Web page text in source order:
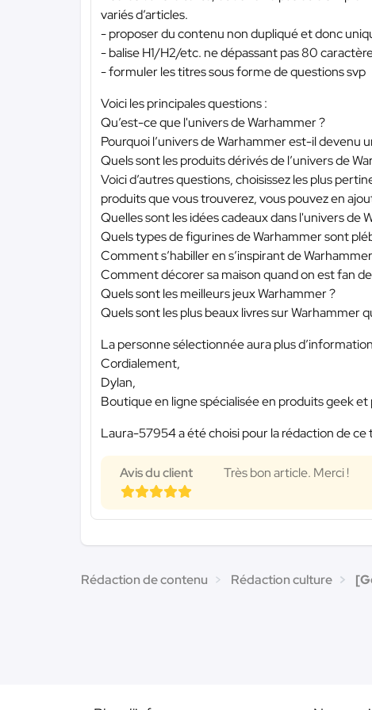
variés d’articles.
- proposer du contenu non dupliqué et donc
- balise H1/H2/etc. ne dépassant pas 80
- formuler les titres sous forme de questions svp
Voici les principales questions :
Qu’est-ce que l'univers de Warhammer ?
Pourquoi l’univers de Warhammer est-il devenu
Quels sont les produits dérivés de l’univers de
Voici d’autres questions, choisissez les plus
produits que vous trouverez, vous pouvez en
Quelles sont les idées cadeaux dans l'univers de
Quels types de figurines de Warhammer sont
Comment s’habiller en s’inspirant de
Comment décorer sa maison quand on est fan
Quels sont les meilleurs jeux Warhammer ?
Quels sont les plus beaux livres sur Warhammer
La personne sélectionnée aura plus
Cordialement,
Dylan,
Boutique en ligne spécialisée en produits geek
Laura-57954 a été choisi pour la rédaction de ce
Avis du client Très bon article. Merci !
Rédaction de contenu Rédaction culture